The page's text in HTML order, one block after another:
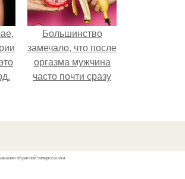
Большинство
замечало, что после
оргазма мужчина
часто почти сразу
как женщина может
обратной гиперссылки.